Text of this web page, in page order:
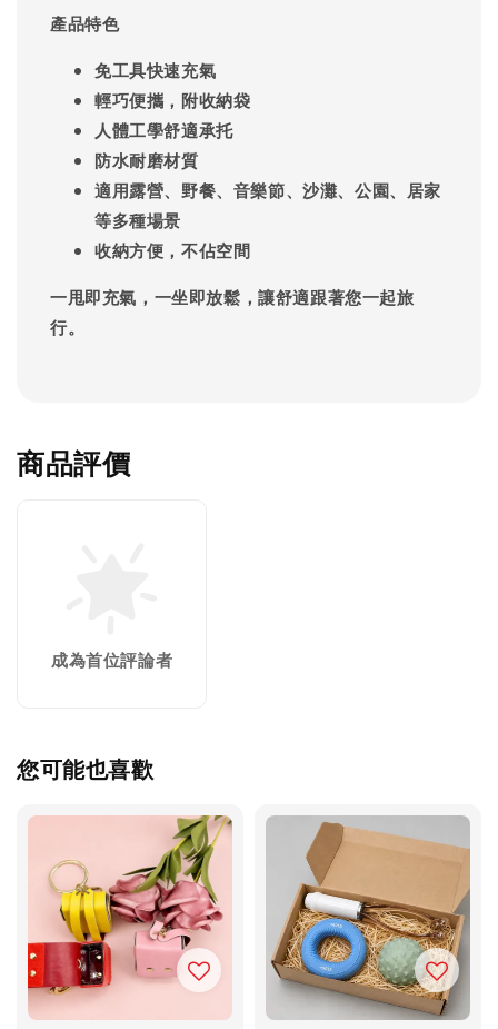
產品特色
免工具快速充氣
輕巧便攜，附收納袋
人體工學舒適承托
防水耐磨材質
適用露營、野餐、音樂節、沙灘、公園、居家
等多種場景
收納方便，不佔空間
一甩即充氣，一坐即放鬆，讓舒適跟著您一起旅
行。
商品評價
成為首位評論者
您可能也喜歡